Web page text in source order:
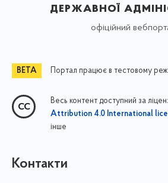
державної
офіційний
Портал працює в тестовому
Весь контент доступний за
Attribution 4.0 International
інше
Контакти